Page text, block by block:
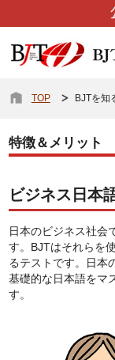
TOP BJTを知
特徴＆メリット
ビジネス日本
日本のビジネス社会
す。BJTはそれらを
るテストです。日本
基礎的な日本語をマ
す。